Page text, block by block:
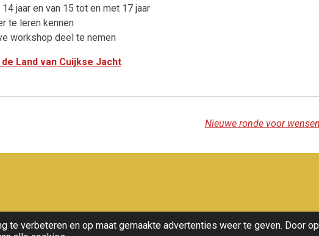
te verbeteren en op maat gemaakte advertenties weer te geven. Door op
jaar en van 15 tot en met 17 jaar
te leren kennen
workshop deel te nemen
Land van Cuijkse Jacht